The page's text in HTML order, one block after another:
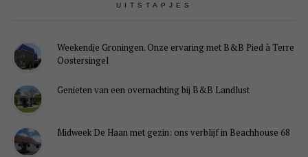
UITSTAPJES
Weekendje Groningen. Onze ervaring met B&B Pied à Terre
Oostersingel
Genieten van een overnachting bij B&B Landlust
Midweek De Haan met gezin: ons verblijf in Beachhouse 68